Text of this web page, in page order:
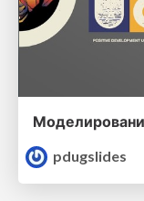
pdugslides